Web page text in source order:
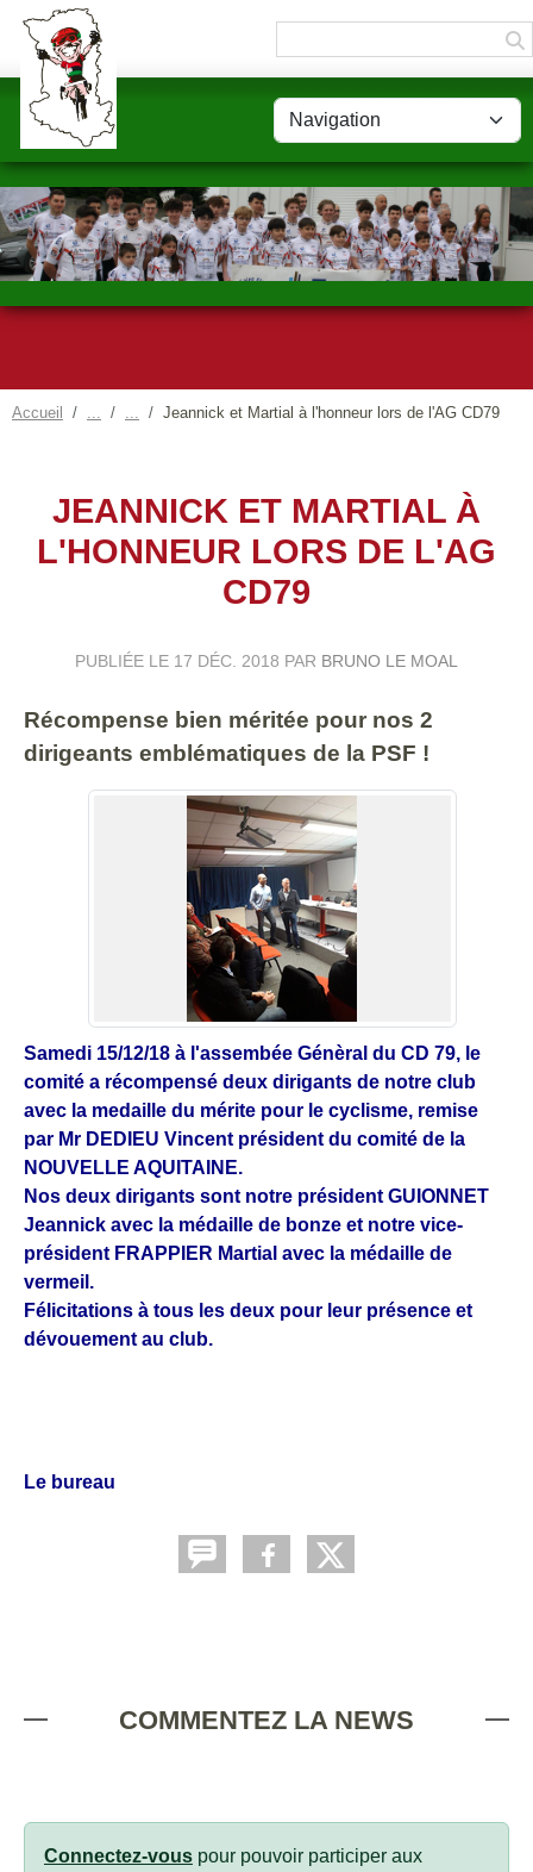
Accueil Jeannick et Martial à l'honneur lors de l'AG CD79
JEANNICK ET MARTIAL À
L'HONNEUR LORS DE L'AG
CD79
PUBLIÉE LE 17 DÉC. 2018 PAR BRUNO LE MOAL
Récompense bien méritée pour nos 2
dirigeants emblématiques de la PSF !
Samedi 15/12/18 à l'assembée Génèral du CD 79, le
comité a récompensé deux dirigants de notre club
avec la medaille du mérite pour le cyclisme, remise
par Mr DEDIEU Vincent président du comité de la
NOUVELLE AQUITAINE.
Nos deux dirigants sont notre président GUIONNET
Jeannick avec la médaille de bonze et notre vice-
président FRAPPIER Martial avec la médaille de
vermeil.
Félicitations à tous les deux pour leur présence et
dévouement au club.
Le bureau
COMMENTEZ LA NEWS
Connectez-vous pour pouvoir participer aux
Panneau de gestion des cookies